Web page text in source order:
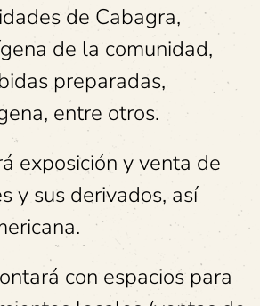
de Cabagra,
de la comunidad,
preparadas,
entre otros.
exposición y venta de
y sus derivados, así
con espacios para